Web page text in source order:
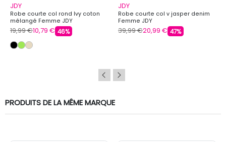
JDY
Robe courte col rond Ivy coton
mélangé Femme JDY
19,99 €10,79 € 46%
JDY
Robe courte col v jasper denim
Femme JDY
39,99 €20,99 € 47%
PRODUITS DE LA MÊME MARQUE